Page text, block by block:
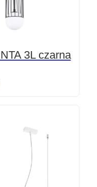
3L czarna